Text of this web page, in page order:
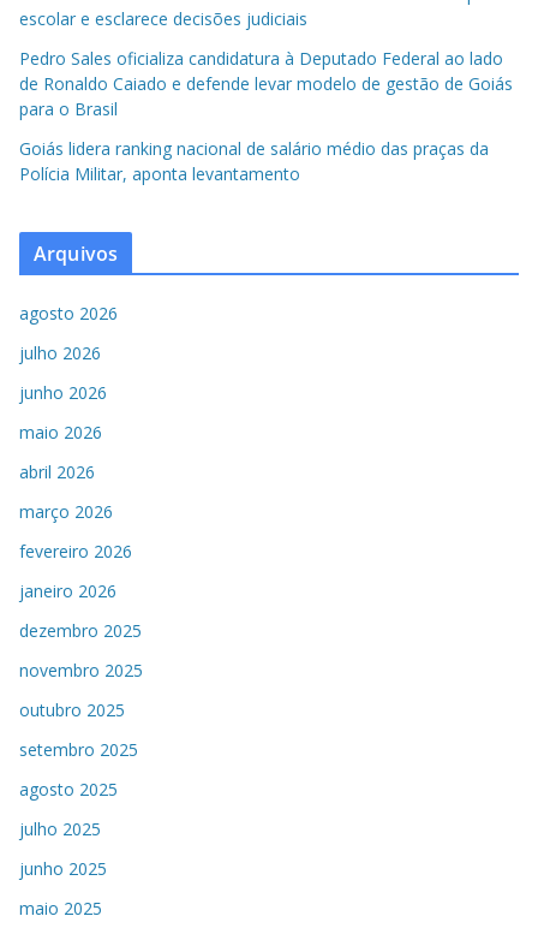
escolar e esclarece decisões judiciais
Pedro Sales oficializa candidatura à Deputado Federal ao lado
de Ronaldo Caiado e defende levar modelo de gestão de Goiás
para o Brasil
Goiás lidera ranking nacional de salário médio das praças da
Polícia Militar, aponta levantamento
Arquivos
agosto 2026
julho 2026
junho 2026
maio 2026
abril 2026
março 2026
fevereiro 2026
janeiro 2026
dezembro 2025
novembro 2025
outubro 2025
setembro 2025
agosto 2025
julho 2025
junho 2025
maio 2025